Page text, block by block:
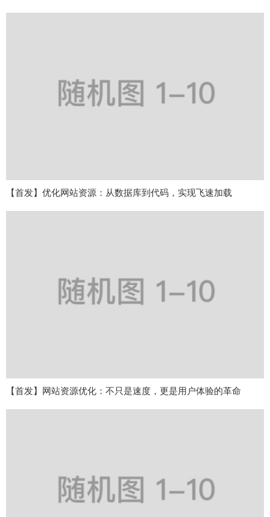
【首发】优化网站资源：从数据库到代码，实现飞速加载
【首发】网站资源优化：不只是速度，更是用户体验的革命